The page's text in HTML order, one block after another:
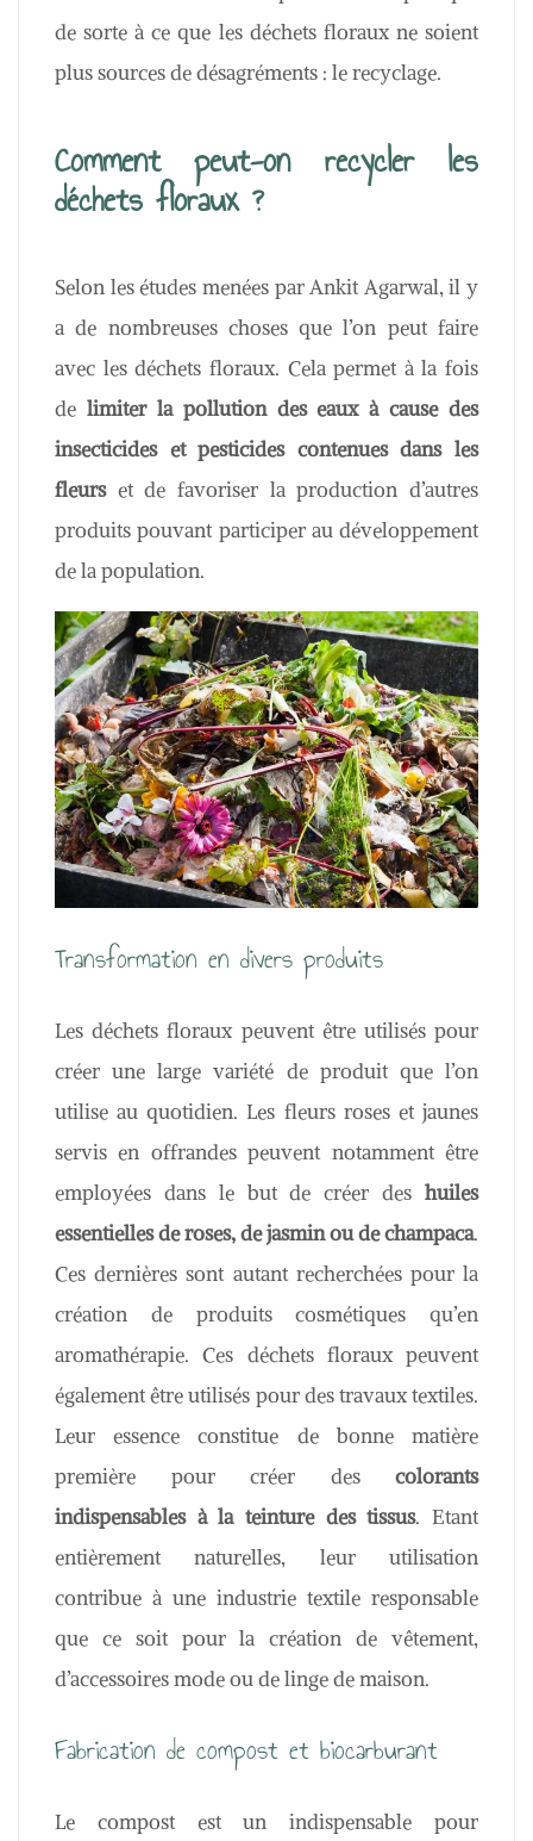
de sorte à ce que les déchets floraux ne soient
plus sources de désagréments : le recyclage.
Comment peut-on recycler les
déchets floraux ?
Selon les études menées par Ankit Agarwal, il y
a de nombreuses choses que l’on peut faire
avec les déchets floraux. Cela permet à la fois
de limiter la pollution des eaux à cause des
insecticides et pesticides contenues dans les
fleurset de favoriser la production d’autres
produits pouvant participer au développement
de la population.
Transformation en divers produits
Les déchets floraux peuvent être utilisés pour
créer une large variété de produit que l’on
utilise au quotidien. Les fleurs roses et jaunes
servis en offrandes peuvent notamment être
employées dans le but de créer des huiles
essentielles de roses, de jasmin ou de champaca.
Ces dernières sont autant recherchées pour la
création de produits cosmétiques qu’en
aromathérapie. Ces déchets floraux peuvent
également être utilisés pour des travaux textiles.
Leur essence constitue de bonne matière
première pour créer des colorants
indispensables à la teinture des tissus. Etant
entièrement naturelles, leur utilisation
contribue à une industrie textile responsable
que ce soit pour la création de vêtement,
d’accessoires mode ou de linge de maison.
Fabrication de compost et biocarburant
Le compost est un indispensable pour